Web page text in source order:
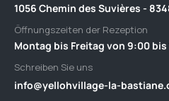
1056 Chemin des Suvières -
Öffnungszeiten der Rezeption
Montag bis Freitag von 9:00 bis
Schreiben Sie uns
info@yellohvillage-la-